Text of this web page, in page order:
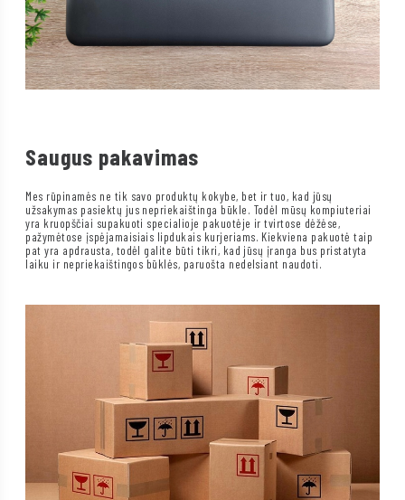
Saugus pakavimas
Mes rūpinamės ne tik savo produktų kokybe, bet ir tuo, kad jūsų
užsakymas pasiektų jus nepriekaištinga būkle. Todėl mūsų kompiuteriai
yra kruopščiai supakuoti specialioje pakuotėje ir tvirtose dėžėse,
pažymėtose įspėjamaisiais lipdukais kurjeriams. Kiekviena pakuotė taip
pat yra apdrausta, todėl galite būti tikri, kad jūsų įranga bus pristatyta
laiku ir nepriekaištingos būklės, paruošta nedelsiant naudoti.